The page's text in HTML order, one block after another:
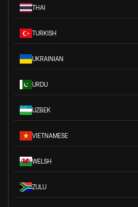
THAI
TURKISH
UKRAINIAN
URDU
UZBEK
VIETNAMESE
WELSH
ZULU